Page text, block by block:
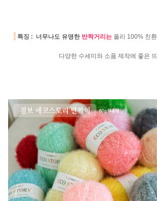
- 특징 : 너무나도 유명한 반짝거리는 폴리 100% 친
다양한 수세미와 소품 제작에 좋은 뜨